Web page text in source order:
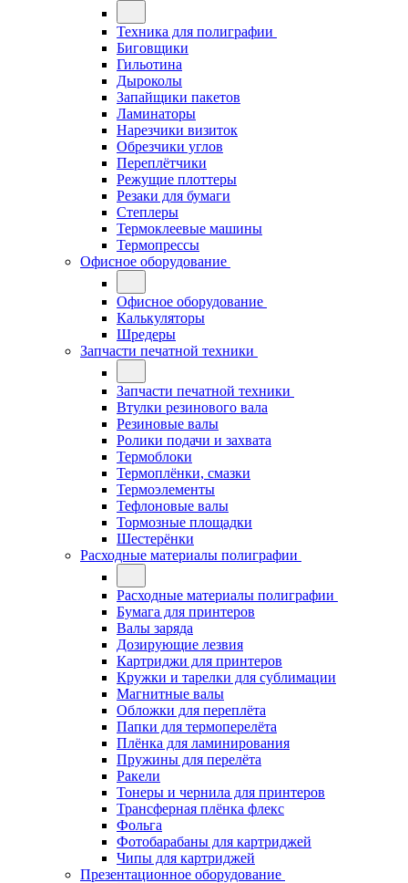
Техника для полиграфии
Биговщики
Гильотина
Дыроколы
Запайщики пакетов
Ламинаторы
Нарезчики визиток
Обрезчики углов
Переплётчики
Режущие плоттеры
Резаки для бумаги
Степлеры
Термоклеевые машины
Термопрессы
Офисное оборудование
Офисное оборудование
Калькуляторы
Шредеры
Запчасти печатной техники
Запчасти печатной техники
Втулки резинового вала
Резиновые валы
Ролики подачи и захвата
Термоблоки
Термоплёнки, смазки
Термоэлементы
Тефлоновые валы
Тормозные площадки
Шестерёнки
Расходные материалы полиграфии
Расходные материалы полиграфии
Бумага для принтеров
Валы заряда
Дозирующие лезвия
Картриджи для принтеров
Кружки и тарелки для сублимации
Магнитные валы
Обложки для переплёта
Папки для термоперелёта
Плёнка для ламинирования
Пружины для перелёта
Ракели
Тонеры и чернила для принтеров
Трансферная плёнка флекс
Фольга
Фотобарабаны для картриджей
Чипы для картриджей
Презентационное оборудование